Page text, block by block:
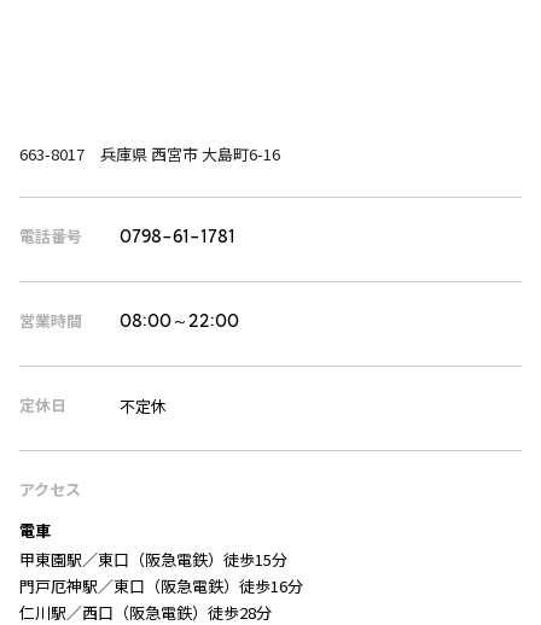
663-8017 兵庫県 西宮市 大島町6-16
電話番号 0798-61-1781
営業時間 08:00～22:00
定休日 不定休
アクセス
電車
甲東園駅／東口（阪急電鉄）徒歩15分
門戸厄神駅／東口（阪急電鉄）徒歩16分
仁川駅／西口（阪急電鉄）徒歩28分